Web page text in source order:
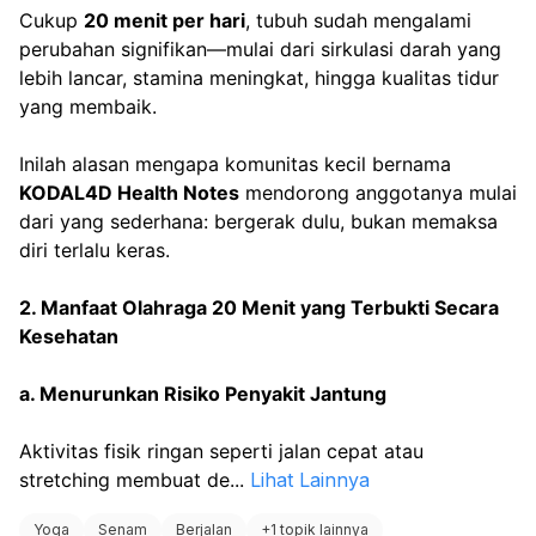
dan kualitas hidup Anda secara keseluruhan.
Cukup 20 menit per hari, tubuh sudah mengalami
perubahan signifikan—mulai dari sirkulasi darah yang
lebih lancar, stamina meningkat, hingga kualitas tidur
yang membaik.
KODAL4D Health Notes mendorong anggotanya mulai
dari yang sederhana: bergerak dulu, bukan memaksa
diri terlalu keras.
2. Manfaat Olahraga 20 Menit yang Terbukti Secara
Kesehatan
a. Menurunkan Risiko Penyakit Jantung
Aktivitas fisik ringan seperti jalan cepat atau
stretching membuat de... Lihat Lainnya
Yoga Senam Berjalan +1 topik lainnya